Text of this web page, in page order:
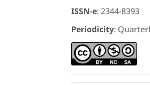
ISSN-e: 2344-8393
Periodicity: